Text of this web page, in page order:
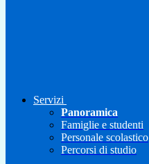
Servizi
Panoramica
Famiglie e studenti
Personale scolastico
Percorsi di studio